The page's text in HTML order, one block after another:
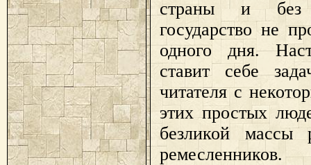
страны и без
государство не
одного дня.
ставит себе
читателя с
этих простых
безликой массы
ремесленников.